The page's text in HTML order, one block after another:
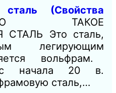
сталь (Свойства
ТАКОЕ
Это сталь,
легирующим
вольфрам.
с начала 20 в.
сталь,…